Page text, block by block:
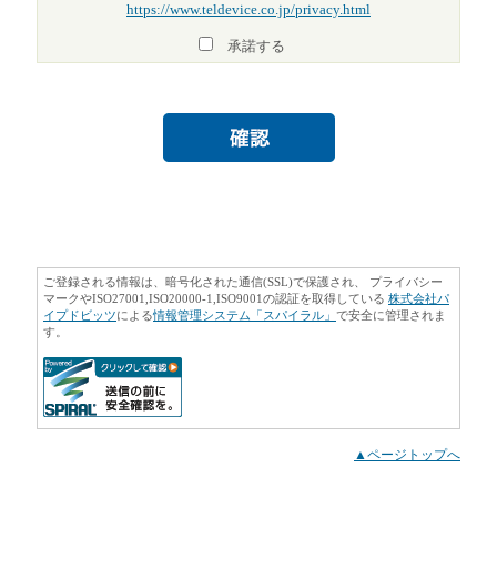
https://www.teldevice.co.jp/privacy.html
承諾する
ご登録される情報は、暗号化された通信(SSL)で保護され、 プライバシー
マークやISO27001,ISO20000-1,ISO9001の認証を取得している 株式会社パ
イプドビッツによる情報管理システム「スパイラル」 で安全に管理されま
す。
▲ページトップへ